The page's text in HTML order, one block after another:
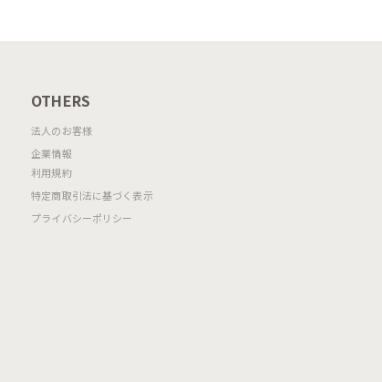
OTHERS
法人のお客様
企業情報
利用規約
特定商取引法に基づく表示
プライバシーポリシー